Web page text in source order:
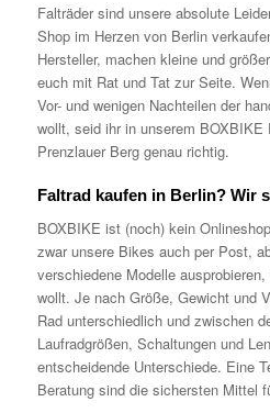
Falträder sind unsere absolute
Shop im Herzen von Berlin
Hersteller, machen kleine und
euch mit Rat und Tat zur Seite.
Vor- und wenigen Nachteilen der
wollt, seid ihr in unserem BOXBIKE
Prenzlauer Berg genau richtig.
Faltrad kaufen in Berlin? Wir
BOXBIKE ist (noch) kein
zwar unsere Bikes auch per Post,
verschiedene Modelle
wollt. Je nach Größe, Gewicht und
Rad unterschiedlich und zwischen
Laufradgrößen, Schaltungen und
entscheidende Unterschiede. Eine
Beratung sind die sichersten Mittel